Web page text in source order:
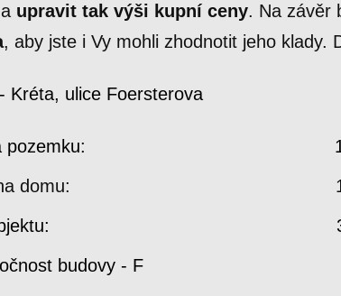
upravit tak výši kupní ceny. Na závěr
, aby jste i Vy mohli zhodnotit
Kréta, ulice Foersterova
pozemku:
plocha domu: 143
objektu:
budovy - F